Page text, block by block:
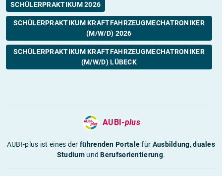
SCHÜLERPRAKTIKUM 2026
SCHÜLERPRAKTIKUM KRAFTFAHRZEUGMECHATRONIKER
(M/W/D) 2026
SCHÜLERPRAKTIKUM KRAFTFAHRZEUGMECHATRONIKER
(M/W/D) LÜBECK
AUBI-plus
AUBI-plus ist eines derführenden Portalefür Ausbildung,duales
StudiumundBerufsorientierung.